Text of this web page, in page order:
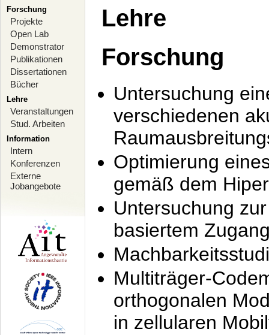
Forschung
Projekte
Open Lab
Demonstrator
Publikationen
Dissertationen
Bücher
Lehre
Veranstaltungen
Stud. Arbeiten
Information
Intern
Konferenzen
Externe
Jobangebote
Lehre
Forschung
Untersuchung
verschiedenen
Optimierung
gemäß dem
Untersuchung
basiertem
Multiträger-
orthogonalen
in zellularen